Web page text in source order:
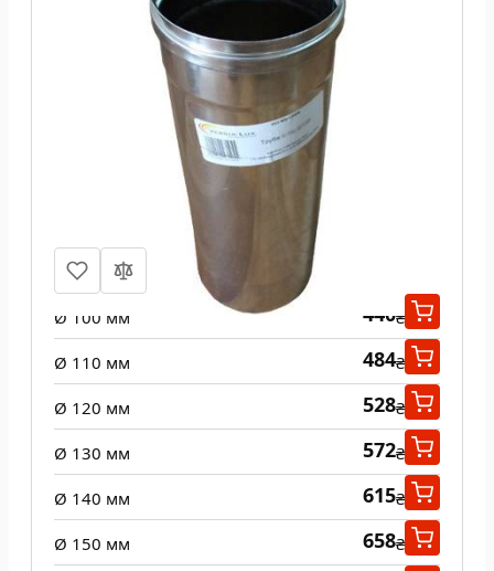
Труба из нержавеющей стали 1 м
одност 0,8 мм
Ø 100 мм 440₴
Ø 110 мм 484₴
Ø 120 мм 528₴
Ø 130 мм 572₴
Ø 140 мм 615₴
Ø 150 мм 658₴